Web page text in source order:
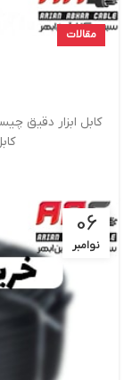
مقالات
کابل ابزار دقیق
06
نوامبر